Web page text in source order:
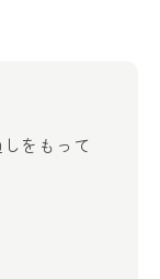
をもって